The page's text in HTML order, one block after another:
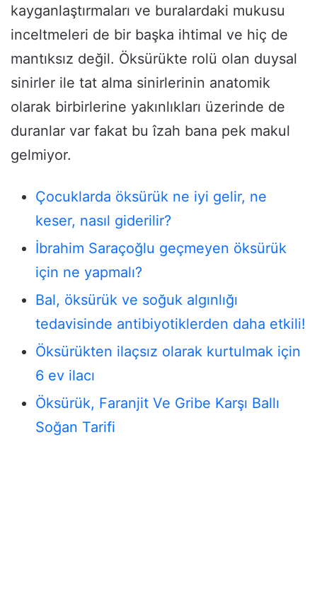
kayganlaştırmaları ve buralardaki mukusu
inceltmeleri de bir başka ihtimal ve hiç de
mantıksız değil. Öksürükte rolü olan duysal
sinirler ile tat alma sinirlerinin anatomik
olarak birbirlerine yakınlıkları üzerinde de
duranlar var fakat bu îzah bana pek makul
gelmiyor.
Çocuklarda öksürük ne iyi gelir, ne
keser, nasıl giderilir?
İbrahim Saraçoğlu geçmeyen öksürük
için ne yapmalı?
Bal, öksürük ve soğuk algınlığı
tedavisinde antibiyotiklerden daha etkili!
Öksürükten ilaçsız olarak kurtulmak için
6 ev ilacı
Öksürük, Faranjit Ve Gribe Karşı Ballı
Soğan Tarifi